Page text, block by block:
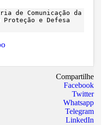
de Comunicação da
e Defesa
Compartilhe
Facebook
Twitter
Whatsapp
Telegram
LinkedIn